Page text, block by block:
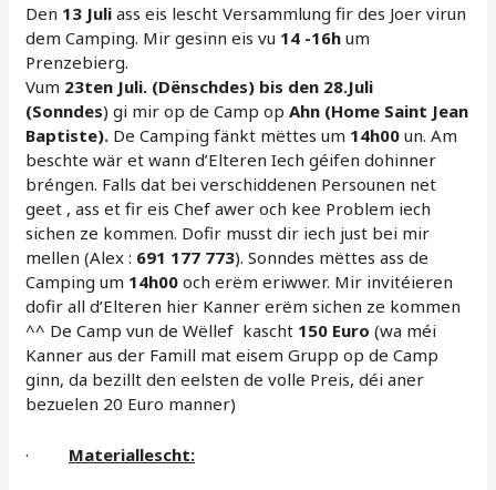
Den 13 Juli ass eis lescht Versammlung fir des Joer virun
dem Camping. Mir gesinn eis vu 14 -16h um
Prenzebierg.
Vum 23ten Juli. (Dënschdes) bis den 28.Juli
(Sonndes) gi mir op de Camp opAhn (Home Saint Jean
Baptiste). De Camping fänkt mëttes um 14h00 un. Am
beschte wär et wann d’Elteren Iech géifen dohinner
bréngen. Falls dat bei verschiddenen Persounen net
geet , ass et fir eis Chef awer och kee Problem iech
sichen ze kommen. Dofir musst dir iech just bei mir
mellen (Alex : 691 177 773). Sonndes mëttes ass de
Camping um 14h00 och erëm eriwwer. Mir invitéieren
dofir all d’Elteren hier Kanner erëm sichen ze kommen
^^ De Camp vun de Wëllef kascht 150 Euro (wa méi
Kanner aus der Famill mat eisem Grupp op de Camp
ginn, da bezillt den eelsten de volle Preis, déi aner
bezuelen 20 Euro manner)
· Materiallescht: